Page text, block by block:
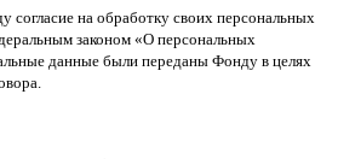
согласие на обработку своих персональных
законом «О персональных
данные были переданы Фонду в целях